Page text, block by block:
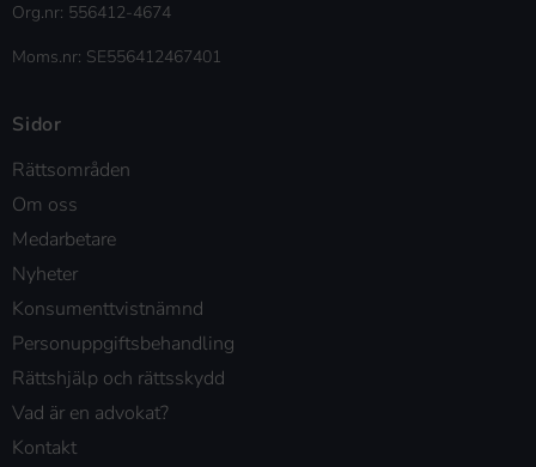
Org.nr: 556412-4674
Moms.nr: SE556412467401
Sidor
Rättsområden
Om oss
Medarbetare
Nyheter
Konsumenttvistnämnd
Personuppgiftsbehandling
Rättshjälp och rättsskydd
Vad är en advokat?
Kontakt